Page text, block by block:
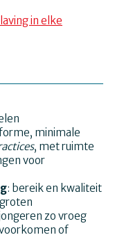
in elke
minimale
, met ruimte
voor
: bereik en kwaliteit
zo vroeg
of